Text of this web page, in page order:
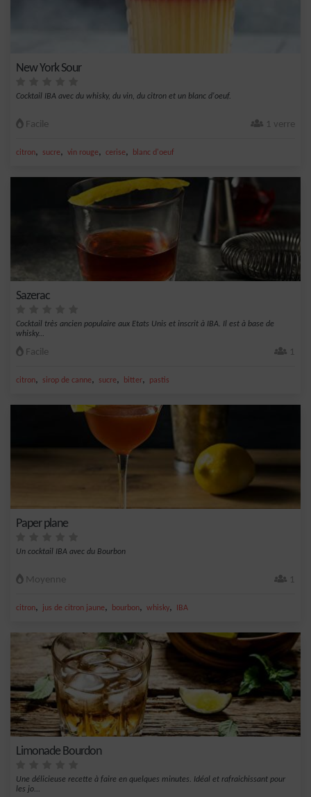
New York Sour
Cocktail IBA avec du whisky, du vin, du citron et un blanc d'oeuf.
Facile 1 verre
citron, sucre, vin rouge, cerise, blanc d'oeuf
Sazerac
Cocktail très ancien populaire aux Etats Unis et inscrit à IBA. Il est à base de
whisky...
Facile 1
citron, sirop de canne, sucre, bitter, pastis
Paper plane
Un cocktail IBA avec du Bourbon
Moyenne 1
citron, jus de citron jaune, bourbon, whisky, IBA
Limonade Bourdon
Une délicieuse recette à faire en quelques minutes. Idéal et rafraichissant pour
les jo...